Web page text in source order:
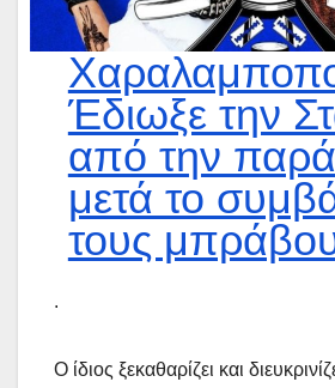
Έδιωξε την
από την
μετά το
τους
.
Ο ίδιος ξεκαθαρίζει και